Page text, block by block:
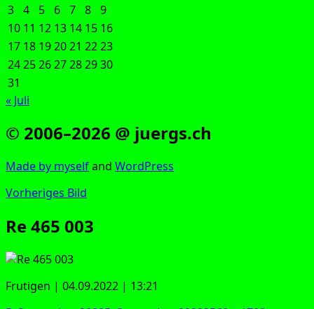
3 4 5 6 7 8 9
10 11 12 13 14 15 16
17 18 192021 2223
24252627282930
31
« Juli
© 2006–2026 @ juergs.ch
Made by mys­elfand Word­Press
Vorheriges Bild
Re 465 003
Fru­ti­gen | 04.09.2022 | 13:21